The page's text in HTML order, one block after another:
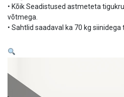
• Kõik Seadistused astmeteta
võtmega.
• Sahtlid saadaval ka 70 kg